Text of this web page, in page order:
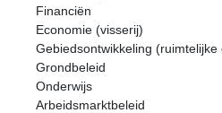
Financiën
Economie (visserij)
Gebiedsontwikkeling (ruimtelijke
Grondbeleid
Onderwijs
Arbeidsmarktbeleid